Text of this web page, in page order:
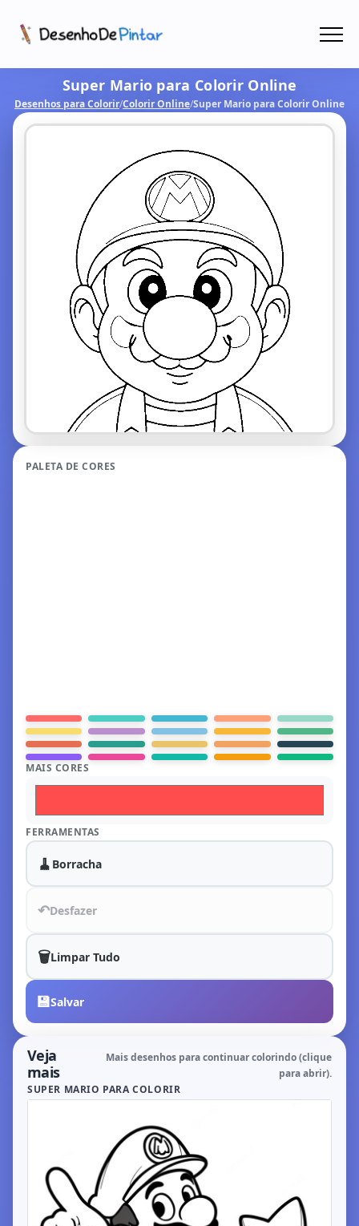
Coletâneas de Desenhos - PDF
Colorir Online
CRIAR COM IA!
Super Mario para Colorir Online
Desenhos para Colorir/Colorir Online/Super Mario para Colorir Online
PALETA DE CORES
MAIS CORES
FERRAMENTAS
🧹 Borracha
↶Desfazer
🗑️Limpar Tudo
💾Salvar
Veja
mais
Mais desenhos para continuar colorindo (clique
para abrir).
SUPER MARIO PARA COLORIR